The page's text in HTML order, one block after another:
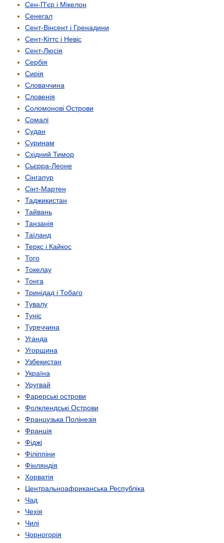
Сен-П'єр і Мікелон
Сенегал
Сент-Вінсент і Гренадини
Сент-Кіттс і Невіс
Сент-Люсія
Сербія
Сирія
Словаччина
Словенія
Соломонові Острови
Сомалі
Судан
Суринам
Східний Тимор
Сьєрра-Леоне
Сінгапур
Сінт-Мартен
Таджикистан
Тайвань
Танзанія
Таїланд
Теркс і Кайкос
Того
Токелау
Тонга
Тринідад і Тобаго
Тувалу
Туніс
Туреччина
Уганда
Угорщина
Узбекистан
Україна
Уругвай
Фарерські острови
Фолклендські Острови
Французька Полінезія
Франція
Фіджі
Філіппіни
Фінляндія
Хорватія
Центрально­африканська Республіка
Чад
Чехія
Чилі
Чорногорія